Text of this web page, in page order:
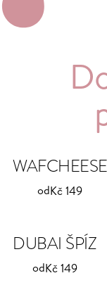
WAFCHEESE
odKč 149
DUBAI ŠPÍZ
odKč 149